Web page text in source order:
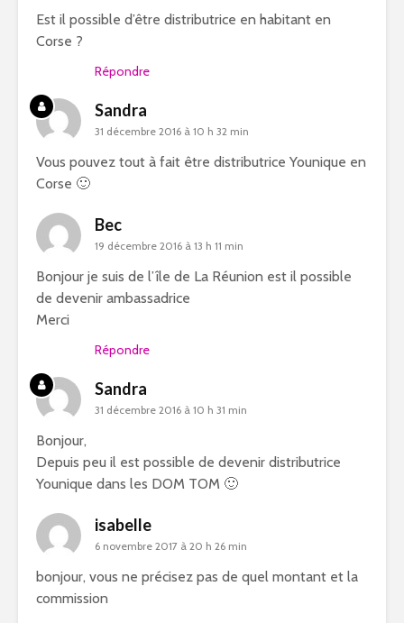
Est il possible d’être distributrice en habitant en
Corse ?
Répondre
Sandra
31 décembre 2016 à 10 h 32 min
Vous pouvez tout à fait être distributrice Younique en
Corse 🙂
Bec
19 décembre 2016 à 13 h 11 min
Bonjour je suis de l’île de La Réunion est il possible
de devenir ambassadrice
Merci
Répondre
Sandra
31 décembre 2016 à 10 h 31 min
Bonjour,
Depuis peu il est possible de devenir distributrice
Younique dans les DOM TOM 🙂
isabelle
6 novembre 2017 à 20 h 26 min
bonjour, vous ne précisez pas de quel montant et la
commission